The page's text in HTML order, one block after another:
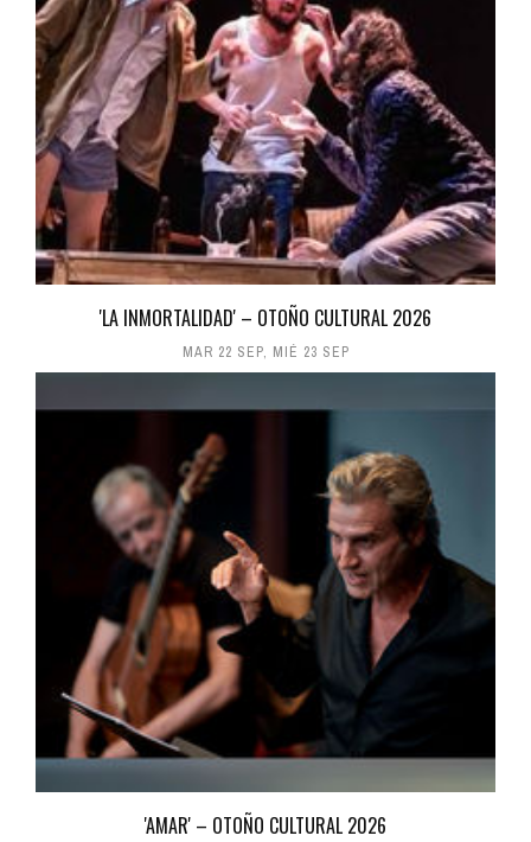
'LA INMORTALIDAD' – OTOÑO CULTURAL 2026
MAR 22 SEP, MIÉ 23 SEP
'AMAR' – OTOÑO CULTURAL 2026